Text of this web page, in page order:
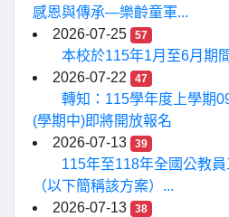
感恩與傳承—樂齡童軍...
2026-07-25
57
本校於115年1月至6月期
2026-07-22
47
轉知：115學年度上學期
(學期中)即將開放報名
2026-07-13
39
115年至118年全國公教
（以下簡稱該方案）...
2026-07-13
38